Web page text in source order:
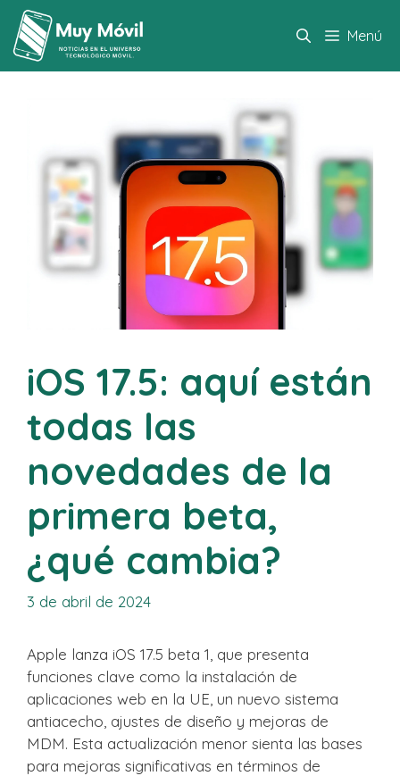
Saltar
contenido
Menú
iOS 17.5: aquí están
todas las
novedades de la
primera beta,
¿qué cambia?
3 de abril de 2024
Apple lanza iOS 17.5 beta 1, que presenta
funciones clave como la instalación de
aplicaciones web en la UE, un nuevo sistema
antiacecho, ajustes de diseño y mejoras de
MDM. Esta actualización menor sienta las bases
para mejoras significativas en términos de